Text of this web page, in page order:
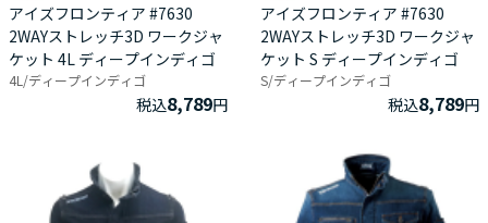
アイズフロンティア #7630
2WAYストレッチ3D ワークジャ
ケット 4L ディープインディゴ
4L/ディープインディゴ
税込8,789円
アイズフロンティア #7630
2WAYストレッチ3D ワークジャ
ケット S ディープインディゴ
S/ディープインディゴ
税込8,789円